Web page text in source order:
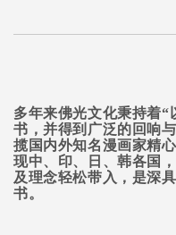
多年来佛光文化秉持着“
书，并得到广泛的回响
揽国内外知名漫画家精
现中、印、日、韩各国
及理念轻松带入，是深
书。